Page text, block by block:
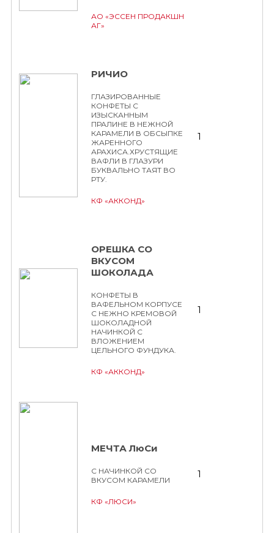
АО «ЭССЕН ПРОДАКШН
АГ»
РИЧИО
ГЛАЗИРОВАННЫЕ
КОНФЕТЫ С
ИЗЫСКАННЫМ
ПРАЛИНЕ В НЕЖНОЙ
КАРАМЕЛИ В ОБСЫПКЕ
ЖАРЕННОГО
АРАХИСА.ХРУСТЯЩИЕ
ВАФЛИ В ГЛАЗУРИ
БУКВАЛЬНО ТАЯТ ВО
РТУ.
КФ «АККОНД»
1
ОРЕШКА СО
ВКУСОМ
ШОКОЛАДА
КОНФЕТЫ В
ВАФЕЛЬНОМ КОРПУСЕ
С НЕЖНО КРЕМОВОЙ
ШОКОЛАДНОЙ
НАЧИНКОЙ С
ВЛОЖЕНИЕМ
ЦЕЛЬНОГО ФУНДУКА.
КФ «АККОНД»
1
МЕЧТА ЛюСи
С НАЧИНКОЙ СО
ВКУСОМ КАРАМЕЛИ
КФ «ЛЮСИ»
1